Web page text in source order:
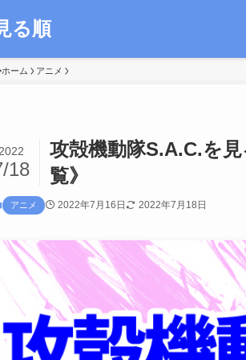
る順
ホーム アニメ
攻殻機動隊S.A.C.を
覧》
2022
18
アニメ 2022年7月16日 2022年7月18日